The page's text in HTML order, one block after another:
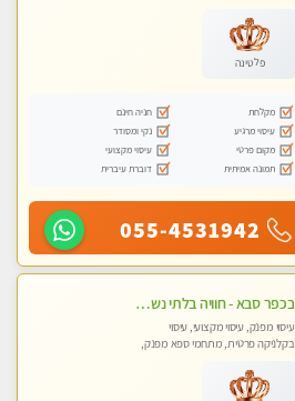
פלטינה
מקלחת
חניה חינם
עיסוי מרגיע
נקי ומסודר
מקום פרטי
עיסוי מקצועי
תמונה אמיתית
דוברת עיברית
055-4531942
בכפר סבא - חוויה בלתי נשכחת ומפנקת במיוחד
עיסוי מפנק, עיסוי מקצועי, עיסוי
בקלניקה פרטית, מתחמי ספא מפנק,